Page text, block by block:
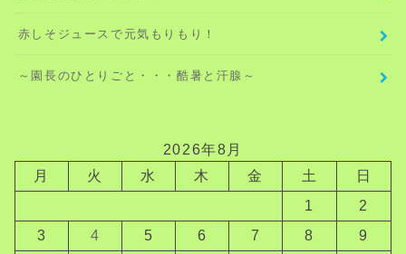
赤しそジュースで元気もりもり！
～園長のひとりごと・・・酷暑と汗腺～
2026年8月
月
火 水 木 金 土
日
1
2
3
4 5 6 7 8
9